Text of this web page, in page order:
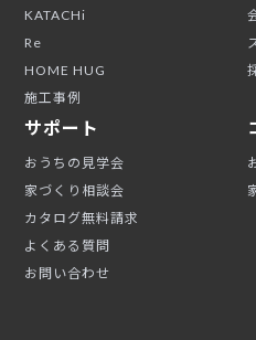
KATACHi
Re
HOME HUG
施工事例
サポート
おうちの見学会
家づくり相談会
カタログ無料請求
よくある質問
お問い合わせ